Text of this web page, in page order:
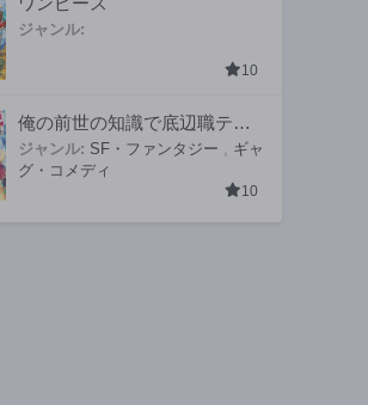
ジャンル:
10
俺の前世の知識で底辺職テイ
マーが上級職になってしまい
そうな件
ジャンル: SF・ファンタジー , ギャ
グ・コメディ
10